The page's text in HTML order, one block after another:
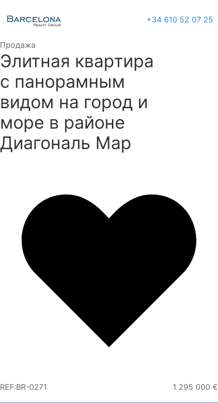
+34 610 52 07 25
Продажа
Элитная квартира
с панорамным
видом на город и
море в районе
Диагональ Мар
REF:BR-0271 1 295 000 €